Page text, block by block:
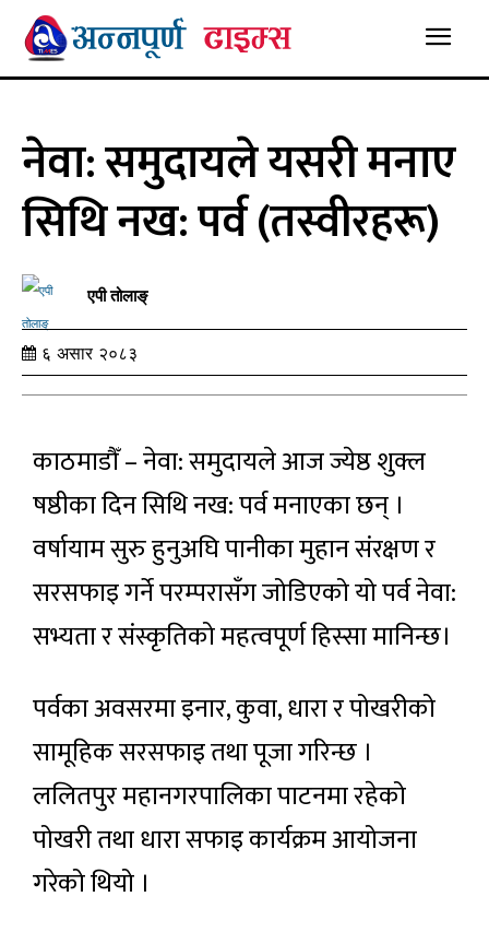
नेवा: समुदायले यसरी मनाए
सिथि नख: पर्व (तस्वीरहरू)
एपी तोलाङ्
६ असार २०८३
काठमाडौँ – नेवा: समुदायले आज ज्येष्ठ शुक्ल
षष्ठीका दिन सिथि नख: पर्व मनाएका छन् ।
वर्षायाम सुरु हुनुअघि पानीका मुहान संरक्षण र
सरसफाइ गर्ने परम्परासँग जोडिएको यो पर्व नेवा:
सभ्यता र संस्कृतिको महत्वपूर्ण हिस्सा मानिन्छ।
पर्वका अवसरमा इनार, कुवा, धारा र पोखरीको
सामूहिक सरसफाइ तथा पूजा गरिन्छ ।
ललितपुर महानगरपालिका पाटनमा रहेको
पोखरी तथा धारा सफाइ कार्यक्रम आयोजना
गरेको थियो ।